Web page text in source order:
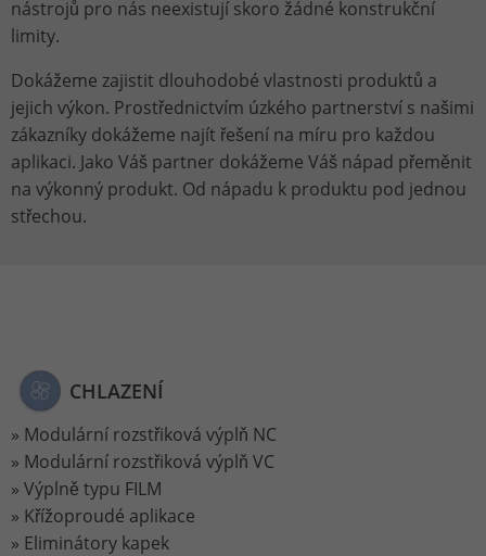
nástrojů pro nás neexistují skoro žádné konstrukční
limity.
Dokážeme zajistit dlouhodobé vlastnosti produktů a
jejich výkon. Prostřednictvím úzkého partnerství s našimi
zákazníky dokážeme najít řešení na míru pro každou
aplikaci. Jako Váš partner dokážeme Váš nápad přeměnit
na výkonný produkt. Od nápadu k produktu pod jednou
střechou.
CHLAZENÍ
Modulární rozstřiková výplň NC
Modulární rozstřiková výplň VC
Výplně typu FILM
Křížoproudé aplikace
Eliminátory kapek
Zweck
Dieses Cookie wird von Google Analytics
speichern, wie Besucher eine Website
nutzen, und hilft bei der Erstellung
eines Analyseberichts darüber, wie es
der Website geht. Die erhobenen Daten
umfassen die Anzahl der Besucher, die
Laufzeit 1 Minute
Dies ist ein von Google Analytics
gesetztes Cookie vom Mustertyp, bei
dem das Musterelement auf dem
Namen die eindeutige
Identitätsnummer des Kontos oder der